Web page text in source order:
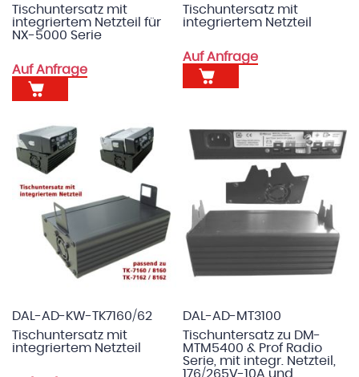
Tischuntersatz mit
integriertem Netzteil für
NX-5000 Serie
Auf Anfrage
Tischuntersatz mit
integriertem Netzteil
Auf Anfrage
DAL-AD-KW-TK7160/62
Tischuntersatz mit
integriertem Netzteil
DAL-AD-MT3100
Tischuntersatz zu DM-
MTM5400 & Prof Radio
Serie, mit integr. Netzteil,
176/265V-10A und